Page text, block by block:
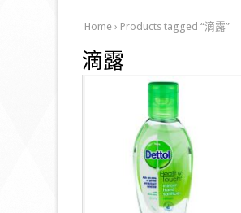
Home › Products tagged “滴露”
滴露